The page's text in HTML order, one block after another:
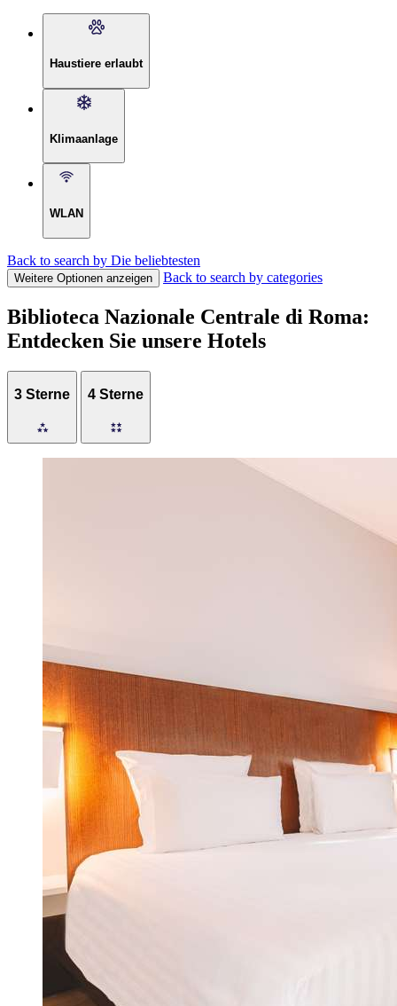
Haustiere erlaubt
Klimaanlage
WLAN
Back to search by Die beliebtesten
Weitere Optionen anzeigen Back to search by categories
Biblioteca Nazionale Centrale di Roma:
Entdecken Sie unsere Hotels
3 Sterne 4 Sterne